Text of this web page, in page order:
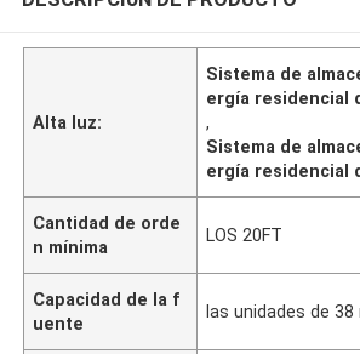
Alta luz:
Sistema de
ergía residencial
,
Sistema de
ergía residencial
Cantidad de orde
n mínima
LOS 20FT
Capacidad de la f
uente
las unidades de